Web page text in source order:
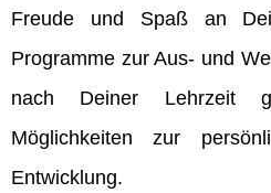
Freude und Spaß an
Programme zur Aus- und
nach Deiner Lehrzeit
Möglichkeiten zur
Entwicklung.